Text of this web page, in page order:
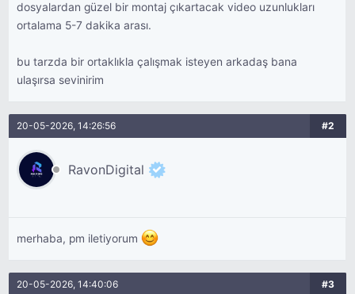
dosyalardan güzel bir montaj çıkartacak video uzunlukları
ortalama 5-7 dakika arası.
bu tarzda bir ortaklıkla çalışmak isteyen arkadaş bana
ulaşırsa sevinirim
20-05-2026, 14:26:56 #2
RavonDigital
merhaba, pm iletiyorum
20-05-2026, 14:40:06 #3